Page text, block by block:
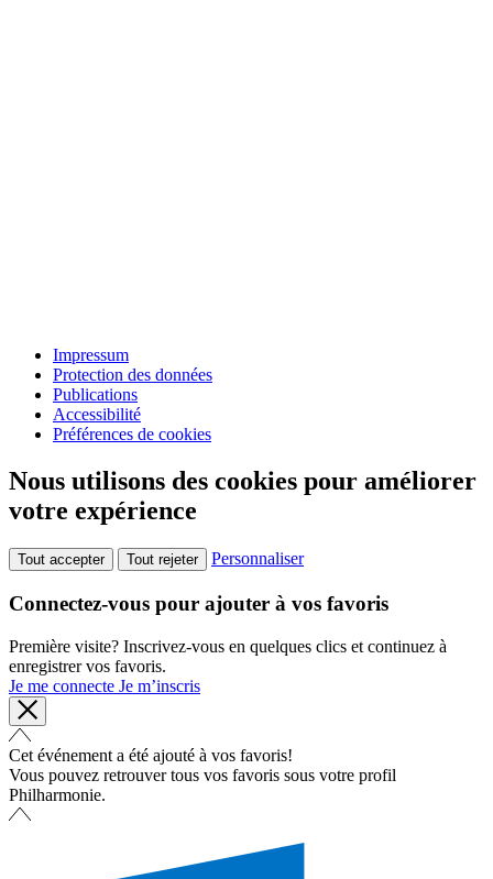
Impressum
Protection des données
Publications
Accessibilité
Préférences de cookies
Nous utilisons des cookies pour améliorer
votre expérience
Tout accepter Tout rejeter Personnaliser
Connectez-vous pour ajouter à vos favoris
Première visite? Inscrivez-vous en quelques clics et continuez à
enregistrer vos favoris.
Je me connecte Je m’inscris
Cet événement a été ajouté à vos favoris!
Vous pouvez retrouver tous vos favoris sous votre profil
Philharmonie.